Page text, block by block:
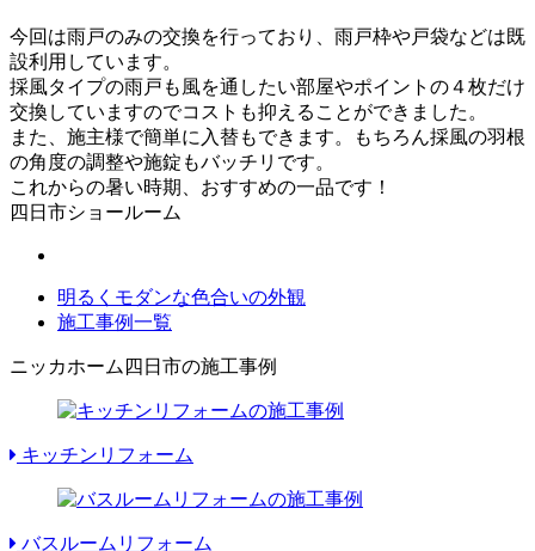
今回は雨戸のみの交換を行っており、雨戸枠や戸袋などは既
設利用しています。
採風タイプの雨戸も風を通したい部屋やポイントの４枚だけ
交換していますのでコストも抑えることができました。
また、施主様で簡単に入替もできます。もちろん採風の羽根
の角度の調整や施錠もバッチリです。
これからの暑い時期、おすすめの一品です！
四日市ショールーム
明るくモダンな色合いの外観
施工事例一覧
ニッカホーム四日市の施工事例
キッチンリフォーム
バスルームリフォーム